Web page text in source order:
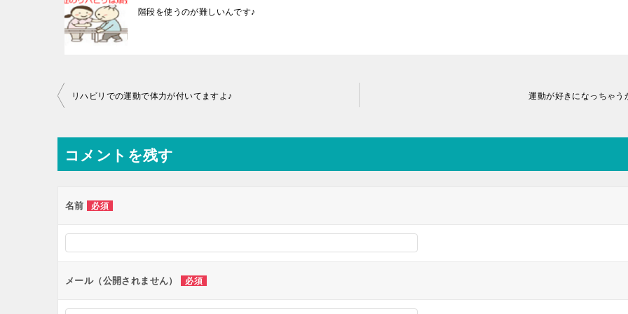
階段を使うのが難しいんです♪
投
ナ
ビ
ー
ョ
リハビリでの運動で体力が付いてますよ♪ 運動が好きになっちゃう
コメントを残す
名前 必須
メール（公開されません） 必須